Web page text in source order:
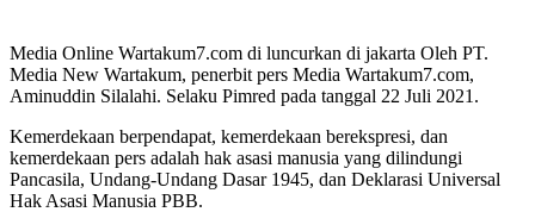
Media Online Wartakum7.com di luncurkan di jakarta Oleh PT.
Media New Wartakum, penerbit pers Media Wartakum7.com,
Aminuddin Silalahi. Selaku Pimred pada tanggal 22 Juli 2021.
Kemerdekaan berpendapat, kemerdekaan berekspresi, dan
kemerdekaan pers adalah hak asasi manusia yang dilindungi
Pancasila, Undang-Undang Dasar 1945, dan Deklarasi Universal
Hak Asasi Manusia PBB.